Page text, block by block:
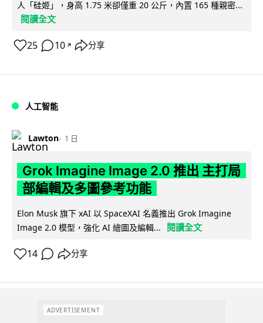
人「硅姬」，身高 1.75 米卻僅重 20 公斤，內置 165 種親密...
閱讀全文
25 10 ↗ 分享
人工智能
Lawton 1 日
Grok Imagine Image 2.0 推出 主打局
部編輯及多圖參考功能
Elon Musk 旗下 xAI 以 SpaceXAI 名義推出 Grok Imagine
Image 2.0 模型，強化 AI 繪圖及編輯...
閱讀全文
14 分享
ADVERTISEMENT